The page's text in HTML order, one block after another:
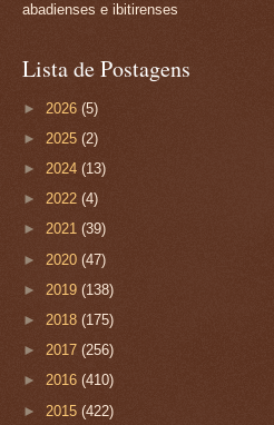
abadienses e ibitirenses
Lista de Postagens
► 2026 (5)
► 2025 (2)
► 2024 (13)
► 2022 (4)
► 2021 (39)
► 2020 (47)
► 2019 (138)
► 2018 (175)
► 2017 (256)
► 2016 (410)
► 2015 (422)